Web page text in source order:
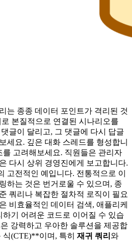
는 종종 데이터 포인트가 격리된 것
본질적으로 연결된 시나리오를
글이 달리고, 그 댓글에 다시 답글
세요. 깊은 대화 스레드를 형성합니
를 고려해보세요. 직원들은 관리자
다시 상위 경영진에게 보고합니다.
고전적인 예입니다. 전통적으로 이
하는 것은 번거로울 수 있으며, 종
쿼리나 복잡한 절차적 로직이 필요
비효율적인 데이터 검색, 애플리케
기 어려운 코드로 이어질 수 있습
강력하고 우아한 솔루션을 제공합
(CTE)**이며, 특히 재귀 쿼리 와